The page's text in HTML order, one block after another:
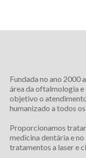
Fundada no ano 2000
área da oftalmologia
objetivo o
humanizado a todos
Proporcionamos
medicina dentária e
tratamentos a laser e